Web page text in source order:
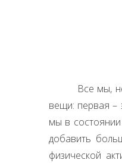
Все мы,
вещи: первая –
мы в
добавить
физической